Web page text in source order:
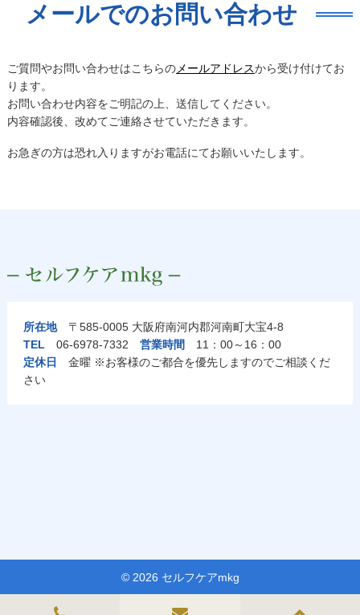
メールでのお問い合わせ
ご質問やお問い合わせはこちらのメールアドレスから受け付けてお
ります。
お問い合わせ内容をご明記の上、送信してください。
内容確認後、改めてご連絡させていただきます。
お急ぎの方は恐れ入りますがお電話にてお願いいたします。
所在地〒585-0005 大阪府南河内郡河南町大宝4-8
TEL 06-6978-7332 営業時間
11：00～16：00
定休日
金曜 ※お客様のご都合を優先しますのでご相談くだ
さい
© 2026 セルフケアmkg